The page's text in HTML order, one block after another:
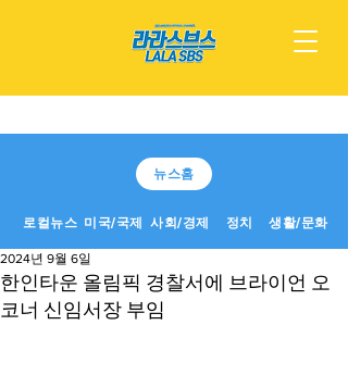
뉴스홈
로컬뉴스 미국/국제 사회/경제 정치 생활/문화
한인타운 올림픽 경찰서에 브라이언 오
코너 신임서장 부임
2024년 9월 6일